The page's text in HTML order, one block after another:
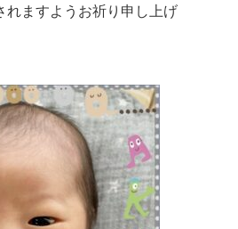
れますようお祈り申し上げ